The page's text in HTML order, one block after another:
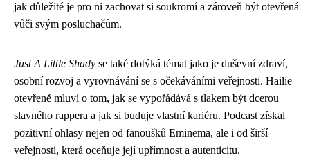
jak důležité je pro ni zachovat si soukromí a zároveň být otevřená
vůči svým posluchačům.
Just A Little Shady se také dotýká témat jako je duševní zdraví,
osobní rozvoj a vyrovnávání se s očekáváními veřejnosti. Hailie
otevřeně mluví o tom, jak se vypořádává s tlakem být dcerou
slavného rappera a jak si buduje vlastní kariéru. Podcast získal
pozitivní ohlasy nejen od fanoušků Eminema, ale i od širší
veřejnosti, která oceňuje její upřímnost a autenticitu.